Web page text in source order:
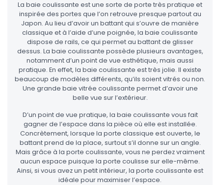
La baie coulissante est une sorte de porte très pratique et
inspirée des portes que l’on retrouve presque partout au
Japon. Au lieu d’avoir un battant qui s’ouvre de manière
classique et à l’aide d’une poignée, la baie coulissante
dispose de rails, ce qui permet au battant de glisser
dessus. La baie coulissante possède plusieurs avantages,
notamment d’un point de vue esthétique, mais aussi
pratique. En effet, la baie coulissante est très jolie. Il existe
beaucoup de modèles différents, qu’ils soient vitrés ou non.
Une grande baie vitrée coulissante permet d’avoir une
belle vue sur l’extérieur.
D’un point de vue pratique, la baie coulissante vous fait
gagner de l’espace dans la pièce où elle est installée.
Concrètement, lorsque la porte classique est ouverte, le
battant prend de la place, surtout s’il donne sur un angle.
Mais grâce à la porte coulissante, vous ne perdez vraiment
aucun espace puisque la porte coulisse sur elle-même.
Ainsi, si vous avez un petit intérieur, la porte coulissante est
idéale pour maximiser l’espace.